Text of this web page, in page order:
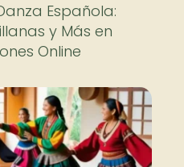
Española:
y Más en
Online